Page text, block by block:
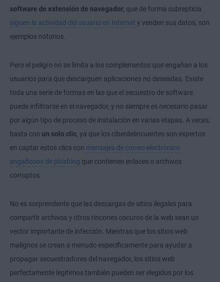
software de extensión de navegador, que de forma subrepticia
siguen la actividad del usuario en Internet y venden sus datos, son
ejemplos notorios.
Pero el peligro no se limita a los complementos que engañan a los
usuarios para que descarguen aplicaciones no deseadas. Existe
toda una serie de formas en las que el secuestro de software
puede infiltrarse en el navegador, y no siempre es necesario pasar
por algún tipo de proceso de instalación en varias etapas. A veces,
basta con un solo clic, ya que los ciberdelincuentes son expertos
en captar estos clics con mensajes de correo electrónico
engañosos de phishing que contienen enlaces o archivos
corruptos.
No es sorprendente que las descargas de sitios ilegales para
compartir archivos y otros rincones oscuros de la web sean un
vector importante de infección. Mientras que los sitios web
malignos se crean a menudo específicamente para ayudar a
propagar secuestradores del navegador, los sitios web
perfectamente legítimos también pueden ser elegidos por los